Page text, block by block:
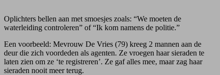
Oplichters bellen aan met smoesjes zoals: “We moeten de
waterleiding controleren” of “Ik kom namens de politie.”
Een voorbeeld: Mevrouw De Vries (79) kreeg 2 mannen aan de
deur die zich voordeden als agenten. Ze vroegen haar sieraden te
laten zien om ze ‘te registreren’. Ze gaf alles mee, maar zag haar
sieraden nooit meer terug.